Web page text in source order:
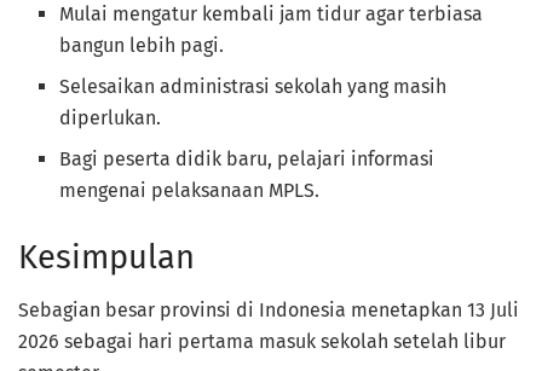
Mulai mengatur kembali jam tidur agar terbiasa
bangun lebih pagi.
Selesaikan administrasi sekolah yang masih
diperlukan.
Bagi peserta didik baru, pelajari informasi
mengenai pelaksanaan MPLS.
Kesimpulan
Sebagian besar provinsi di Indonesia menetapkan 13 Juli
2026 sebagai hari pertama masuk sekolah setelah libur